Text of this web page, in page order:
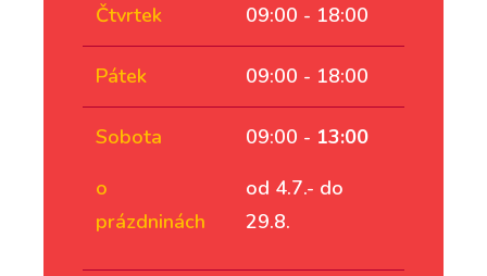
Čtvrtek 09:00 - 18:00
Pátek 09:00 - 18:00
Sobota
o
prázdninách
09:00 - 13:00
od 4.7.- do
29.8.